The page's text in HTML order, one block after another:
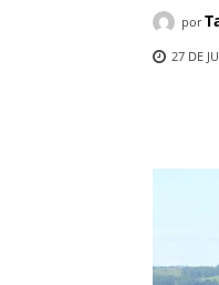
por
27 DE